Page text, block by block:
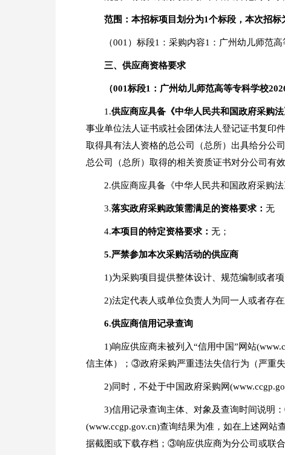
范围：本招标项目划分为1个标段，本次招标
（001）标段1：采购内容1：广州幼儿师范
三、 供应商资格要求
（001标段1：广州幼儿师范高等专科学校
1.供应商应具备《中华人民共和国政府采购
事业单位法人证书或社会团体法人登记证书复印
取得具有法人资格的总公司（总所）出具给分公
总公司（总所）取得的相关资质证书对分公司有
2.供应商应具备《中华人民共和国政府采购
3.落实政府采购政策需满足的资格要求： 无
4.本项目的特定资格要求： 无；
5.严禁参加本次采购活动的供应商
1)为采购项目提供整体设计、规范编制或者
2)法定代表人或单位负责人为同一人或者存
6.供应商信用记录查询
1)响应供应商未被列入“信用中国”网站
信主体）；③政府采购严重违法失信行为（严重失
2)同时，不处于中国政府采购网
3)信用记录查询主体、对象及查询时间说明
(www.ccgp.gov.cn)查询结果为准，如在上述网
据截图或下载存档；③响应供应商为分公司或联